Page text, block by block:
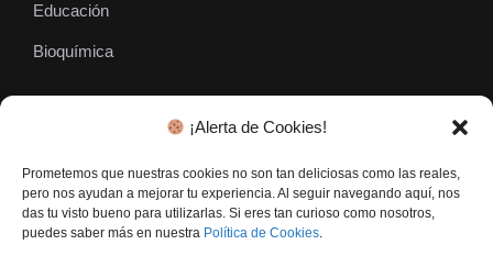
¡Alerta de Cookies!
Prometemos que nuestras cookies no son tan deliciosas como las reales,
pero nos ayudan a mejorar tu experiencia. Al seguir navegando aquí, nos
das tu visto bueno para utilizarlas. Si eres tan curioso como nosotros,
puedes saber más en nuestra Política de Cookies.
Educación
Bioquímica